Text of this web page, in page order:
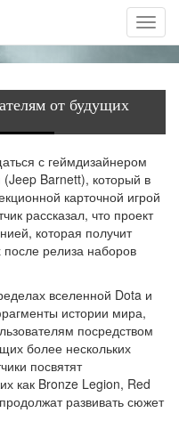
от будущих
с геймдизайнером
Barnett), который в
карточной игрой
рассказал, что проект
которая получит
релиза наборов
вселенной Dota и
истории мира,
посредством
более нескольких
посвятят
как Bronze Legion, Red
развивать сюжет